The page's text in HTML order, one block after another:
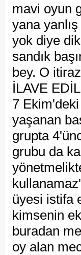
mavi oyun
yana yanlış
yok diye
sandık
bey. O
İLAVE
7
yaşanan
grupta
grubu da
üyesi istifa
kimsenin
buradan
oy alan